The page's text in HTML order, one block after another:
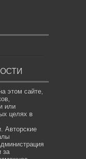
этом сайте,
или
целях в
Авторские
за